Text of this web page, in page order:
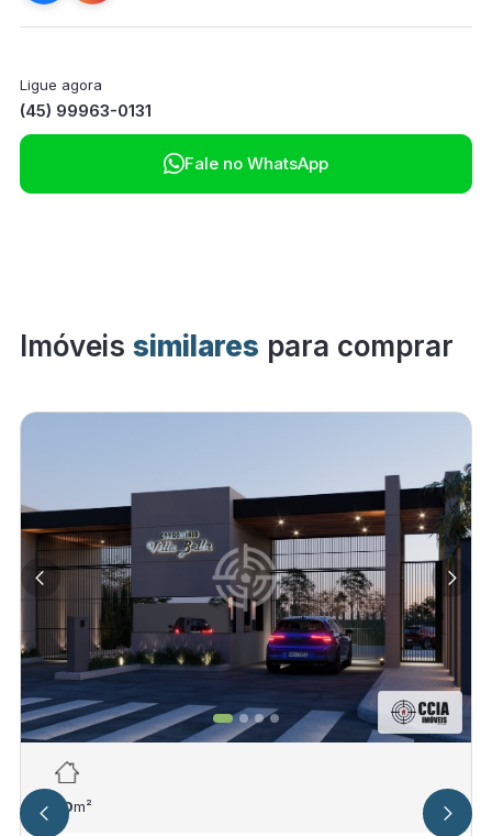
Ligue agora
(45) 99963-0131
Fale no WhatsApp
Imóveis similares para comprar
250m²